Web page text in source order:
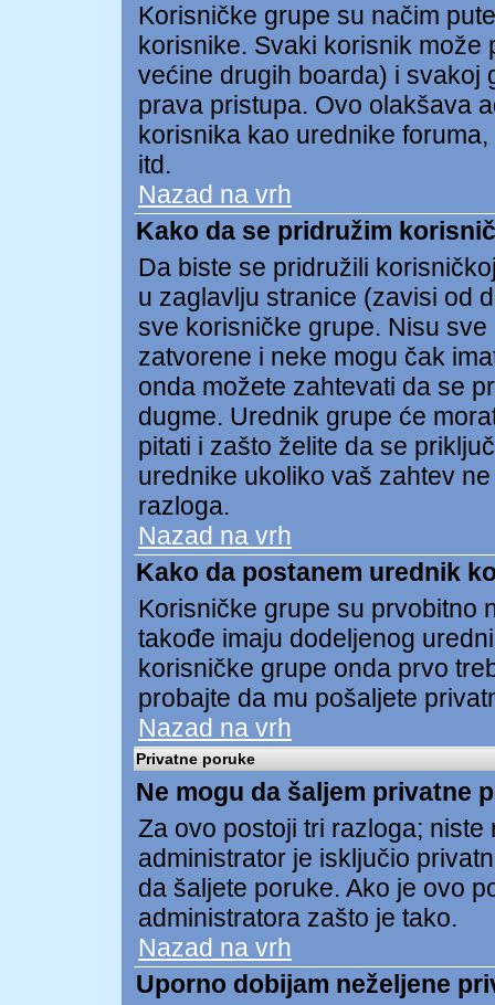
Korisničke grupe su načim
korisnike. Svaki korisnik može
većine drugih boarda) i svakoj
prava pristupa. Ovo olakšava
korisnika kao urednike
itd.
Nazad na vrh
Kako da se pridružim
Da biste se pridružili
u zaglavlju stranice (zavisi od
sve korisničke grupe. Nisu
zatvorene i neke mogu čak
onda možete zahtevati da se
dugme. Urednik grupe će
pitati i zašto želite da se
urednike ukoliko vaš zahtev
razloga.
Nazad na vrh
Kako da postanem urednik
Korisničke grupe su prvobitno
takođe imaju dodeljenog
korisničke grupe onda prvo
probajte da mu pošaljete
Nazad na vrh
Privatne poruke
Ne mogu da šaljem privatne
Za ovo postoji tri razloga;
administrator je isključio
da šaljete poruke. Ako je ovo
administratora zašto je tako.
Nazad na vrh
Uporno dobijam neželjene